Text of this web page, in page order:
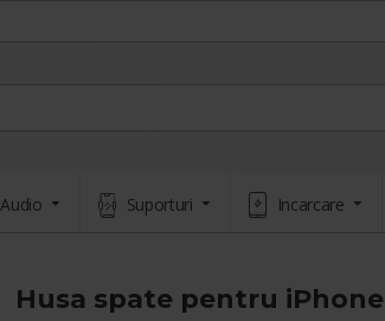
Audio Suporturi Incarcare
Husa spate pentru iPhone